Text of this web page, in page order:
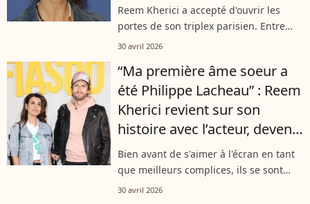
où elle vit avec ses jeunes
fils
Reem Kherici a accepté d'ouvrir les
portes de son triplex parisien. Entre
décoration ultra-féminine et drôles de
royaume atypique de la réalisatrice.
30 avril 2026
“Ma première âme soeur a
été Philippe Lacheau” : Reem
Kherici revient sur son
histoire avec l’acteur, devenu
un vrai ami maintenant
Bien avant de s'aimer à l'écran en tant
que meilleurs complices, ils se sont
aimés à la ville ! Reem Kherici s'est
30 avril 2026